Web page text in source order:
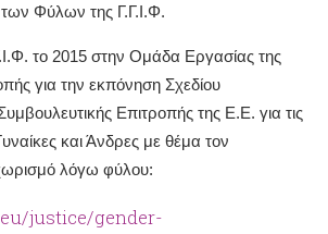
των Φύλων της Γ.Γ.Ι.Φ.
το 2015 στην Ομάδα Εργασίας της
για την εκπόνηση Σχεδίου
Επιτροπής της Ε.Ε. για τις
και Άνδρες με θέμα τον
λόγω φύλου:
justice/gender-